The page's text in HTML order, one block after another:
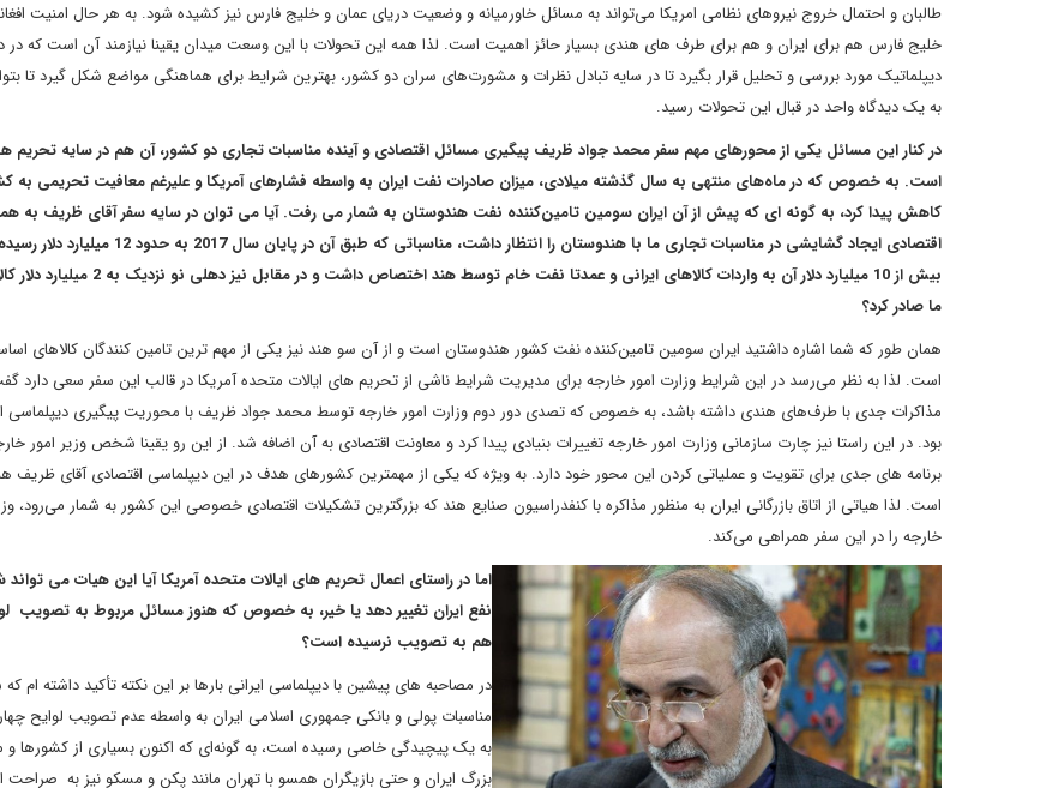
طالبان و احتمال خروج نیروهای نظامی امریکا می‌تواند به مسائل خاورمیانه و وضعیت دریای عمان و خلیج فارس نیز کشیده شود. به هر حال امنیت
خلیج فارس هم برای ایران و هم برای طرف های هندی بسیار حائز اهمیت است. لذا همه این تحولات با این وسعت میدان یقینا نیازمند آن است که در
دیپلماتیک مورد بررسی و تحلیل قرار بگیرد تا در سایه تبادل نظرات و مشورت‌های سران دو کشور، بهترین شرایط برای هماهنگی مواضع شکل گیرد تا
به یک دیدگاه واحد در قبال این تحولات رسید.
در کنار این مسائل یکی از محورهای مهم سفر محمد جواد ظریف پیگیری مسائل اقتصادی و آینده مناسبات تجاری دو کشور، آن هم در سایه تحریم
است. به خصوص که در ماه‌های منتهی به سال گذشته میلادی، میزان صادرات نفت ایران به واسطه فشارهای آمریکا و علیرغم معافیت تحریمی به
کاهش پیدا کرد، به گونه ای که پیش از آن ایران سومین تامین‌کننده نفت هندوستان به شمار می رفت. آیا می توان در سایه سفر آقای ظریف به
اقتصادی ایجاد گشایشی در مناسبات تجاری ما با هندوستان را انتظار داشت، مناسباتی که طبق آن در
بیش از 10 میلیارد دلار آن به واردات کالاهای ایرانی و عمدتا نفت خام توسط هند
ما صادر کرد؟
همان طور که شما اشاره داشتید ایران سومین تامین‌کننده نفت کشور هندوستان است و از آن سو هند نیز یکی از مهم ترین تامین کنندگان کالاهای
است. لذا به نظر می‌رسد در این شرایط وزارت امور خارجه برای مدیریت شرایط ناشی از تحریم های ایالات متحده آمریکا در قالب این سفر سعی دارد
مذاکرات جدی با طرف‌های هندی داشته باشد، به خصوص که تصدی دور دوم وزارت امور خارجه توسط محمد جواد ظریف با محوریت پیگیری دیپلماسی
بود. در این راستا نیز چارت سازمانی وزارت امور خارجه تغییرات بنیادی پیدا کرد و معاونت اقتصادی به آن اضافه شد. از این رو یقینا شخص وزیر امور
برنامه های جدی برای تقویت و عملیاتی کردن این محور خود دارد. به ویژه که یکی از مهمترین کشورهای هدف در این دیپلماسی اقتصادی آقای ظریف
است. لذا هیاتی از اتاق بازرگانی ایران به منظور مذاکره با کنفدراسیون صنایع هند که بزرگترین تشکیلات اقتصادی خصوصی این کشور به شمار می‌رود،
خارجه را در این سفر همراهی می‌کند.
اما در راستای اعمال تحریم های ایالات متحده آمریکا آیا این هیات می تواند
هم به تصویب نرسیده است؟
در مصاحبه های پیشین با دیپلماسی ایرانی بارها بر این نکته تأکید داشته ام
به یک پیچیدگی خاصی رسیده است، به گونه‌ای که اکنون بسیاری از کشورها و
بزرگ ایران و حتی بازیگران همسو با تهران مانند پکن و مسکو نیز به صراحت